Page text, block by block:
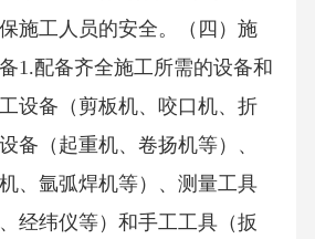
施工人员的安全。（四）施
1.配备齐全施工所需的设备和
设备（剪板机、咬口机、折
备（起重机、卷扬机等）、
、氩弧焊机等）、测量工具
经纬仪等）和手工工具（扳